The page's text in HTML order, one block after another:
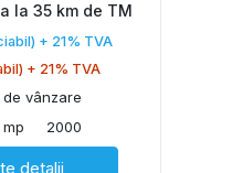
la 35 km de TM
+ 21% TVA
+ 21% TVA
vânzare
2000
detalii